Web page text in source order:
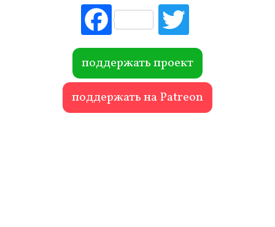
Fac
ebo
ok r
поддержать проект
поддержать на Patreon